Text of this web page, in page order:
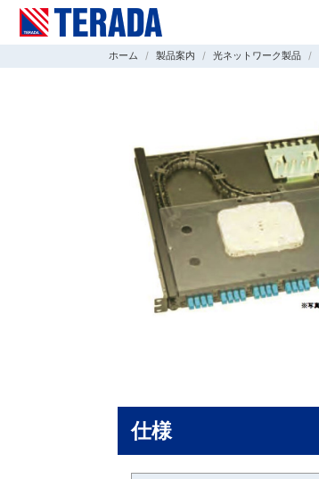
ホーム 製品案内 光ネットワーク製品
仕様